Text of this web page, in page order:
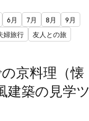
6月 7月 8月
9月
婦旅行
友人との旅
京料理（懐
建築の見学ツ